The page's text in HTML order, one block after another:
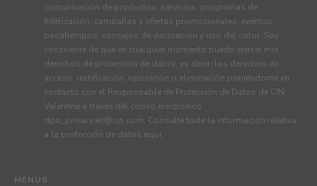
MENUS
comunicación de productos, servicios, programas de
fidelización, campañas y ofertas promocionales, eventos,
pasatiempos, consejos de decoración y uso del color. Soy
consciente de que en cualquier momento puedo ejercer mis
derechos de protección de datos, es decir, los derechos de
acceso, rectificación, oposición o eliminación poniéndome en
contacto con el Responsable de Protección de Datos de CIN
Valentine a través del correo electrónico
dpo_privacy.es@cin.com. Consulte toda la información relativa
a la protección de datos aquí.